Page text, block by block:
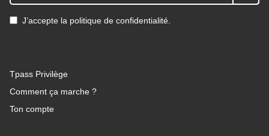
Tpass Privilège
Comment ça marche ?
Ton compte
J’accepte la politique de confidentialité.